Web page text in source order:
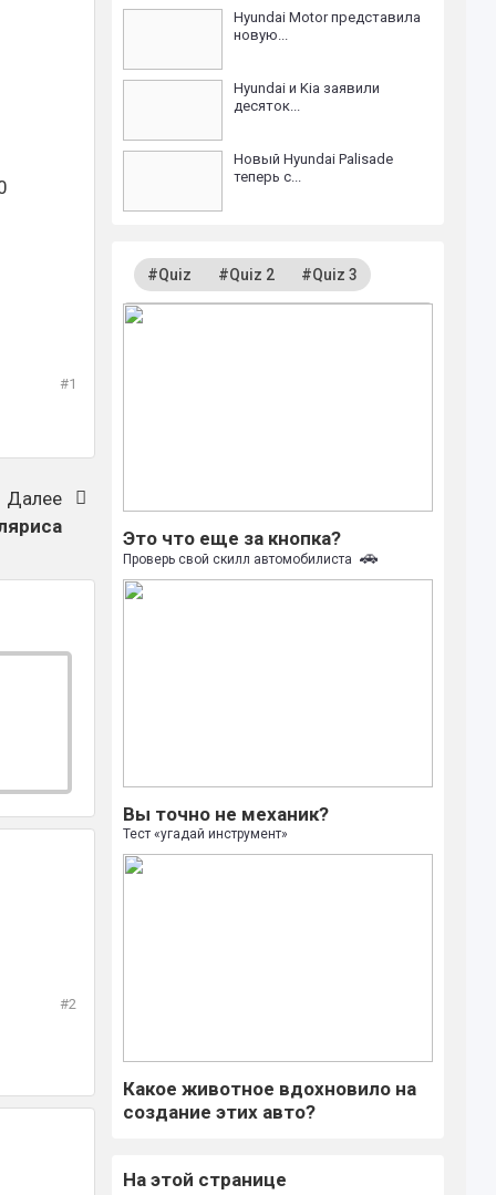
#1
Далее
#2
Hyundai Motor представила
новую...
Hyundai и Kia заявили
десяток...
Новый Hyundai Palisade
теперь с...
#Quiz #Quiz 2 #Quiz 3
Это что еще за кнопка?
Проверь свой скилл автомобилиста 🚗
Вы точно не механик?
Тест «угадай инструмент»
Какое животное вдохновило на
создание этих авто?
На этой странице